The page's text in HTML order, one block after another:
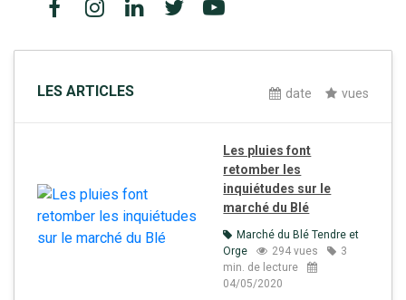
date vues
LES ARTICLES
Les pluies font
retomber les
inquiétudes sur le
marché du Blé
Marché du Blé Tendre et
Orge
294 vues
3
min. de lecture
04/05/2020